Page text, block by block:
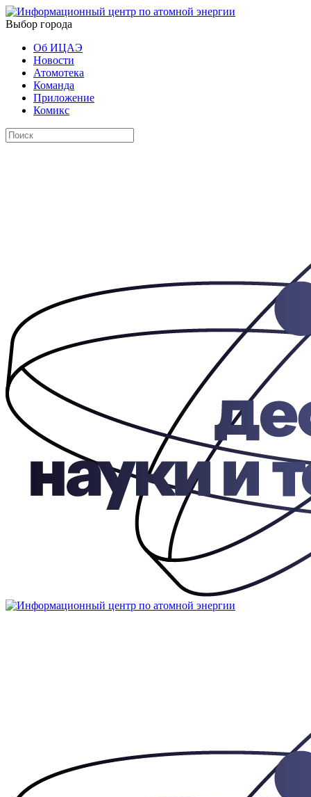
Выбор города
Об ИЦАЭ
Новости
Атомотека
Команда
Приложение
Комикс